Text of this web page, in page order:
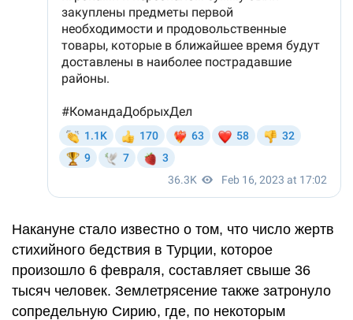
Накануне стало известно о том, что число жертв
стихийного бедствия в Турции, которое
произошло 6 февраля, составляет свыше 36
тысяч человек. Землетрясение также затронуло
сопредельную Сирию, где, по некоторым